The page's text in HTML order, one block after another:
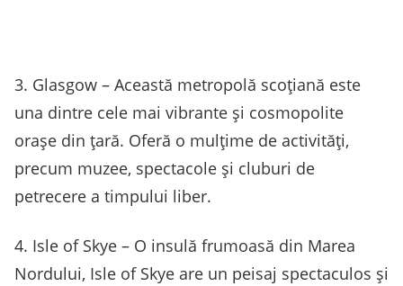
3. Glasgow – Această metropolă scoțiană este
una dintre cele mai vibrante și cosmopolite
orașe din țară. Oferă o mulțime de activități,
precum muzee, spectacole și cluburi de
petrecere a timpului liber.
4. Isle of Skye – O insulă frumoasă din Marea
Nordului, Isle of Skye are un peisaj spectaculos și